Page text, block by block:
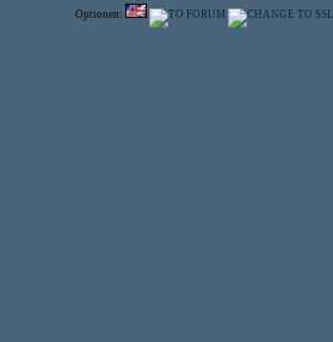
Optionen: